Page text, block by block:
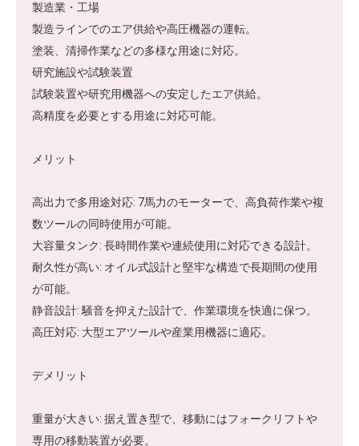
製造業・工場
製造ラインでのエア供給や高圧機器の運転。
塗装、清掃作業などの多様な用途に対応。
研究施設や試験装置
試験装置や研究用機器への安定したエア供給。
高精度を必要とする用途に対応可能。
メリット
高出力で多用途対応: 7馬力のモーターで、高負荷作業や複
数ツールの同時使用が可能。
大容量タンク: 長時間作業や連続使用に対応できる設計。
耐久性が高い: オイル式設計と堅牢な構造で長期間の使用
が可能。
静音設計: 騒音を抑えた設計で、作業環境を快適に保つ。
高圧対応: 大型エアツールや産業用機器に適応。
デメリット
重量が大きい: 据え置き型で、移動にはフォークリフトや
専用の移動装置が必要。